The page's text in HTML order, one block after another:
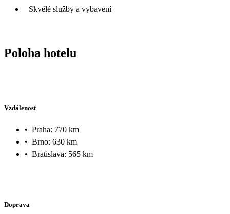
Skvělé služby a vybavení
Poloha hotelu
Vzdálenost
• Praha: 770 km
• Brno: 630 km
• Bratislava: 565 km
Doprava